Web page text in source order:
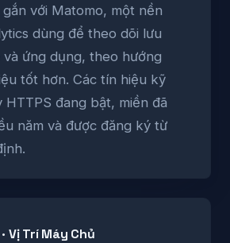
với Matomo, một nền
dùng để theo dõi lưu
ứng dụng, theo hướng
tốt hơn. Các tín hiệu kỹ
đang bật, miền đã
năm và được đăng ký từ
Vị Trí Máy Chủ